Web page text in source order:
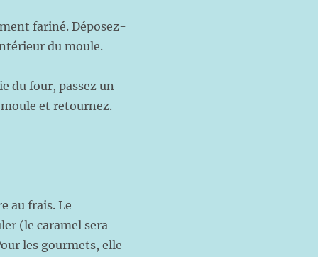
fariné. Déposez-
du moule.
du four, passez un
et retournez.
au frais. Le
(le caramel sera
les gourmets, elle